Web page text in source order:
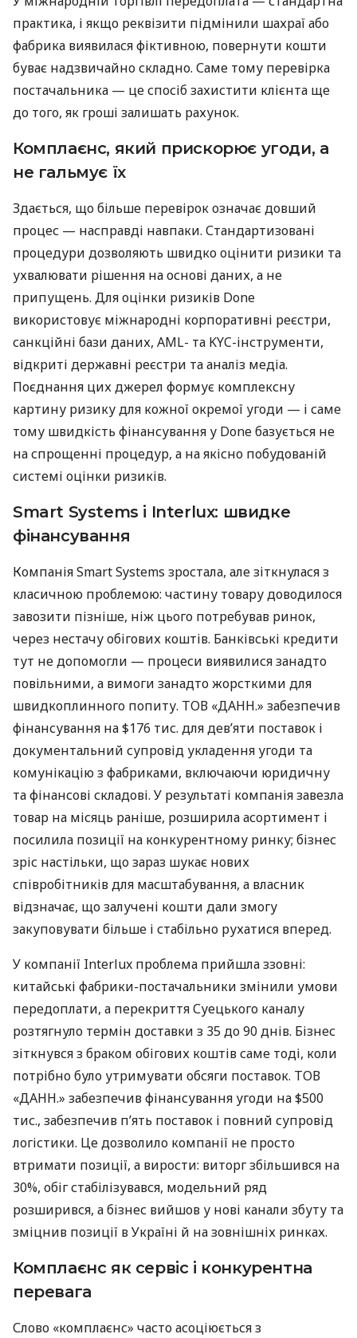
практика, і якщо реквізити підмінили шахраї або
фабрика виявилася фіктивною, повернути кошти
буває надзвичайно складно. Саме тому перевірка
постачальника — це спосіб захистити клієнта ще
до того, як гроші залишать рахунок.
Комплаєнс, який прискорює угоди, а
не гальмує їх
Здається, що більше перевірок означає довший
процес — насправді навпаки. Стандартизовані
процедури дозволяють швидко оцінити ризики та
ухвалювати рішення на основі даних, а не
припущень. Для оцінки ризиків Done
використовує міжнародні корпоративні реєстри,
санкційні бази даних, AML- та KYC-інструменти,
відкриті державні реєстри та аналіз медіа.
Поєднання цих джерел формує комплексну
картину ризику для кожної окремої угоди — і саме
тому швидкість фінансування у Done базується не
на спрощенні процедур, а на якісно побудованій
системі оцінки ризиків.
Smart Systems і Interlux: швидке
фінансування
Компанія Smart Systems зростала, але зіткнулася з
класичною проблемою: частину товару доводилося
завозити пізніше, ніж цього потребував ринок,
через нестачу обігових коштів. Банківські кредити
тут не допомогли — процеси виявилися занадто
повільними, а вимоги занадто жорсткими для
швидкоплинного попиту. ТОВ «ДАНН.» забезпечив
фінансування на $176 тис. для дев’яти поставок і
документальний супровід укладення угоди та
комунікацію з фабриками, включаючи юридичну
та фінансові складові. У результаті компанія завезла
товар на місяць раніше, розширила асортимент і
посилила позиції на конкурентному ринку; бізнес
зріс настільки, що зараз шукає нових
співробітників для масштабування, а власник
відзначає, що залучені кошти дали змогу
закуповувати більше і стабільно рухатися вперед.
У компанії Interlux проблема прийшла ззовні:
китайські фабрики-постачальники змінили умови
передоплати, а перекриття Суецького каналу
розтягнуло термін доставки з 35 до 90 днів. Бізнес
зіткнувся з браком обігових коштів саме тоді, коли
потрібно було утримувати обсяги поставок. ТОВ
«ДАНН.» забезпечив фінансування угоди на $500
тис., забезпечив п’ять поставок і повний супровід
логістики. Це дозволило компанії не просто
втримати позиції, а вирости: виторг збільшився на
30%, обіг стабілізувався, модельний ряд
розширився, а бізнес вийшов у нові канали збуту та
зміцнив позиції в Україні й на зовнішніх ринках.
Комплаєнс як сервіс і конкурентна
перевага
Слово «комплаєнс» часто асоціюється з